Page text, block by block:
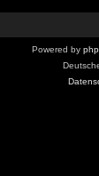
Powered by